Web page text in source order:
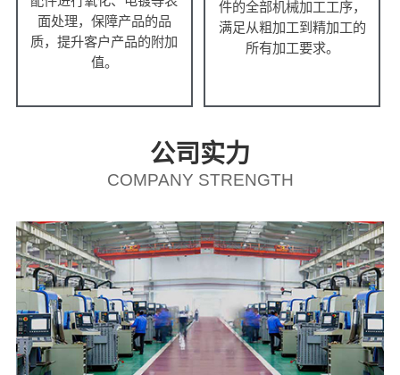
面处理，保障产品的品
质，提升客户产品的附加
值。
件的全部机械加工工序，
满足从粗加工到精加工的
所有加工要求。
公司实力
COMPANY STRENGTH